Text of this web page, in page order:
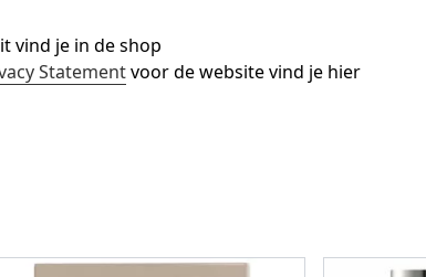
vind je in de shop
Statementvoor de website vind je hier